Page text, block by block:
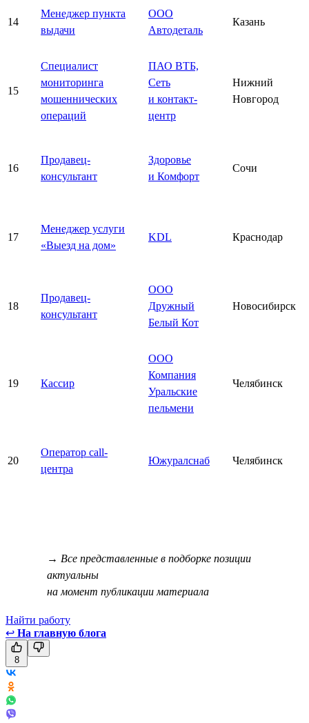
14
Менеджер пункта
выдачи
ООО
Автодеталь
Казань
15
Специалист
мониторинга
мошеннических
операций
ПАО ВТБ,
Сеть
и контакт-
центр
Нижний
Новгород
16
Продавец-
консультант
Здоровье
и Комфорт
Сочи
17
Менеджер услуги
«Выезд на дом»
KDL Краснодар
18
Продавец-
консультант
ООО
Дружный
Белый Кот
Новосибирск
19 Кассир
ООО
Компания
Уральские
пельмени
Челябинск
20
Оператор call-
центра
Южуралснаб Челябинск
→ Все представленные в подборке позиции
актуальны
на момент публикации материала
Найти работу
↩ На главную блога
8